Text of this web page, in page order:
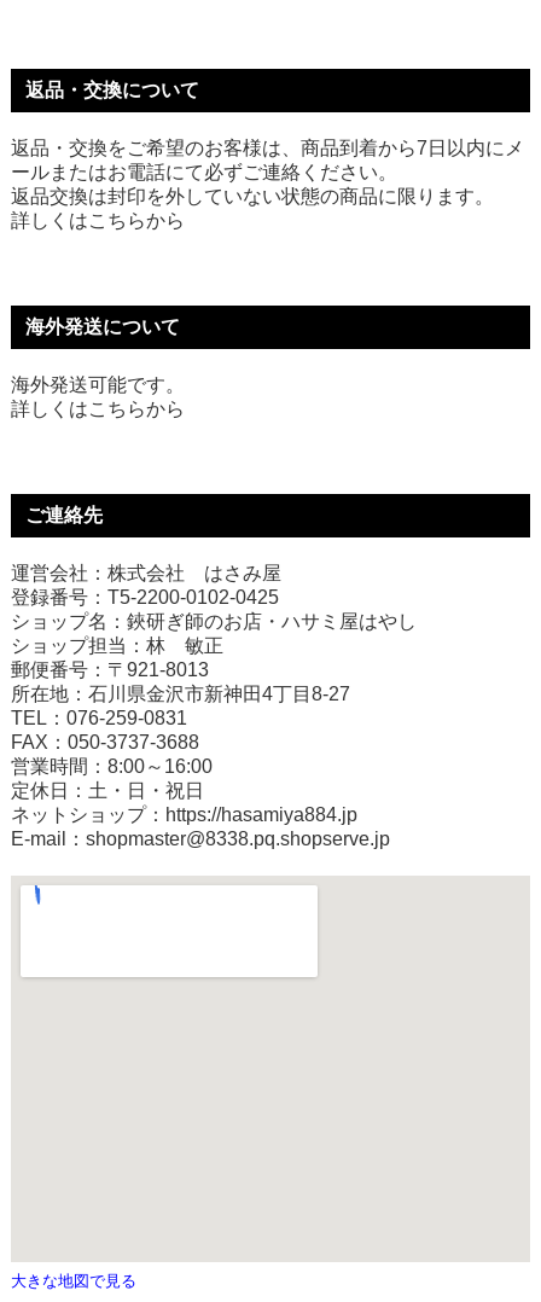
返品・交換について
返品・交換をご希望のお客様は、商品到着から7日以内にメ
ールまたはお電話にて必ずご連絡ください。
返品交換は封印を外していない状態の商品に限ります。
詳しくはこちらから
海外発送について
海外発送可能です。
詳しくはこちらから
ご連絡先
運営会社：株式会社 はさみ屋
登録番号：T5-2200-0102-0425
ショップ名：鋏研ぎ師のお店・ハサミ屋はやし
ショップ担当：林 敏正
郵便番号：〒921-8013
所在地：石川県金沢市新神田4丁目8-27
TEL：076-259-0831
FAX：050-3737-3688
営業時間：8:00～16:00
定休日：土・日・祝日
ネットショップ： https://hasamiya884.jp
E-mail：shopmaster@8338.pq.shopserve.jp
大きな地図で見る